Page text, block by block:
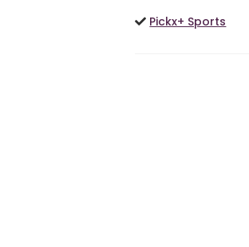
Pickx+ Sports